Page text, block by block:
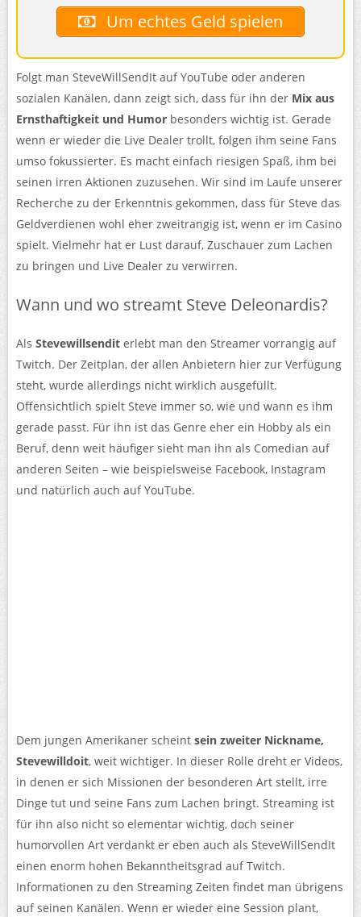
Um echtes Geld spielen
Folgt man SteveWillSendIt auf YouTube oder anderen
sozialen Kanälen, dann zeigt sich, dass für ihn der Mix aus
Ernsthaftigkeit und Humor besonders wichtig ist. Gerade
wenn er wieder die Live Dealer trollt, folgen ihm seine Fans
umso fokussierter. Es macht einfach riesigen Spaß, ihm bei
seinen irren Aktionen zuzusehen. Wir sind im Laufe unserer
Recherche zu der Erkenntnis gekommen, dass für Steve das
Geldverdienen wohl eher zweitrangig ist, wenn er im Casino
spielt. Vielmehr hat er Lust darauf, Zuschauer zum Lachen
zu bringen und Live Dealer zu verwirren.
Wann und wo streamt Steve Deleonardis?
Als Stevewillsendit erlebt man den Streamer vorrangig auf
Twitch. Der Zeitplan, der allen Anbietern hier zur Verfügung
steht, wurde allerdings nicht wirklich ausgefüllt.
Offensichtlich spielt Steve immer so, wie und wann es ihm
gerade passt. Für ihn ist das Genre eher ein Hobby als ein
Beruf, denn weit häufiger sieht man ihn als Comedian auf
anderen Seiten – wie beispielsweise Facebook, Instagram
und natürlich auch auf YouTube.
Dem jungen Amerikaner scheint sein zweiter Nickname,
Stevewilldoit, weit wichtiger. In dieser Rolle dreht er Videos,
in denen er sich Missionen der besonderen Art stellt, irre
Dinge tut und seine Fans zum Lachen bringt. Streaming ist
für ihn also nicht so elementar wichtig, doch seiner
humorvollen Art verdankt er eben auch als SteveWillSendIt
einen enorm hohen Bekanntheitsgrad auf Twitch.
Informationen zu den Streaming Zeiten findet man übrigens
auf seinen Kanälen. Wenn er wieder eine Session plant,